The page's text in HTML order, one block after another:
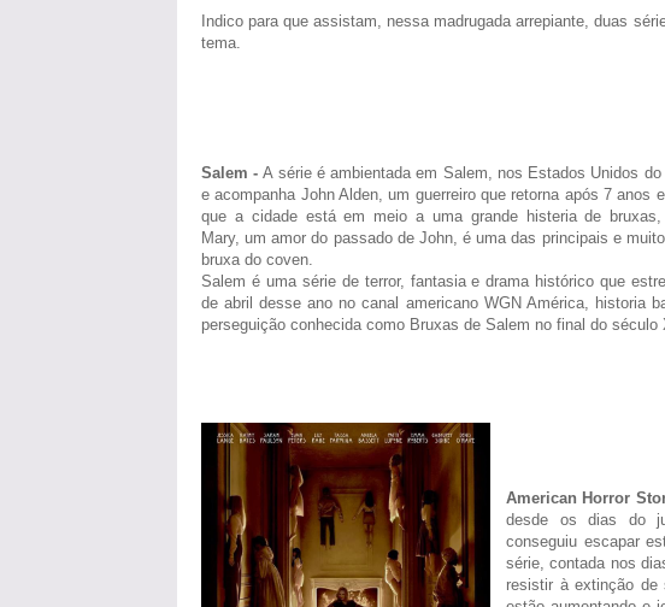
Indico para que assistam, nessa madrugada arrepiante, duas
tema.
Salem -A série é ambientada em Salem, nos Estados Unidos
e acompanha John Alden, um guerreiro que retorna após 7 anos
que a cidade está em meio a uma grande histeria de bruxas,
Mary, um amor do passado de John, é uma das principais e
bruxa do coven.
Salem é uma série de terror, fantasia e drama histórico que
de abril desse ano no canal americano WGN América, historia
perseguição conhecida como Bruxas de Salem no final do século
American Horror
desde os dias do
conseguiu escapar
série, contada nos
resistir à extinção de